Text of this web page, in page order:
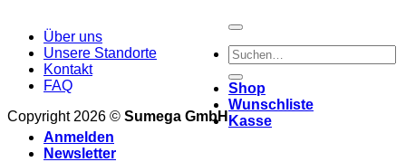
Über uns
Unsere Standorte
Kontakt
FAQ
Copyright 2026 © Sumega GmbH
Suchen
nach:
Shop
Wunschliste
Kasse
Anmelden
Newsletter